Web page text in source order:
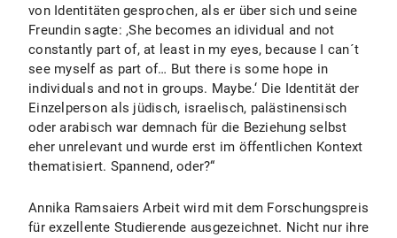
von Identitäten gesprochen, als er über sich und seine
Freundin sagte: ‚She becomes an idividual and not
constantly part of, at least in my eyes, because I can´t
see myself as part of… But there is some hope in
individuals and not in groups. Maybe.‘ Die Identität der
Einzelperson als jüdisch, israelisch, palästinensisch
oder arabisch war demnach für die Beziehung selbst
eher unrelevant und wurde erst im öffentlichen Kontext
thematisiert. Spannend, oder?“
Annika Ramsaiers Arbeit wird mit dem Forschungspreis
für exzellente Studierende ausgezeichnet. Nicht nur ihre